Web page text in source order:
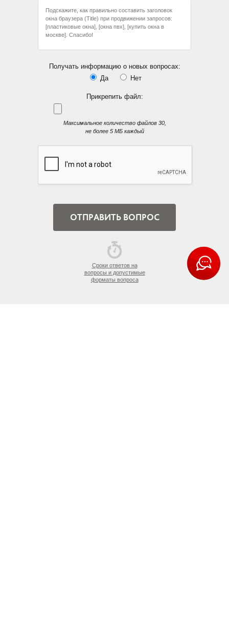
Получать информацию о новых вопросах:
Да
Нет
Прикрепить файл:
Максимальное количество файлов 30,
не более 5 МБ каждый
Сроки ответов на
вопросы и допустимые
форматы вопроса